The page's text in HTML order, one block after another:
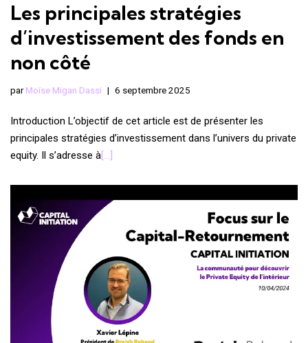
Les principales stratégies
d’investissement des fonds en
non côté
parMoïse Migan Dassi 6 septembre 2025
Introduction L’objectif de cet article est de présenter les
principales stratégies d’investissement dans l’univers du private
equity. Il s’adresse à […]